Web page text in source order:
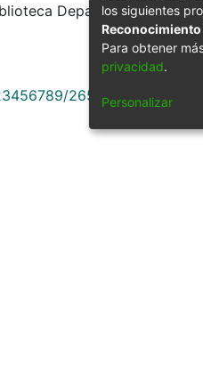
Departamental
26533
los siguientes
Para obtener
privacidad.
Personalizar